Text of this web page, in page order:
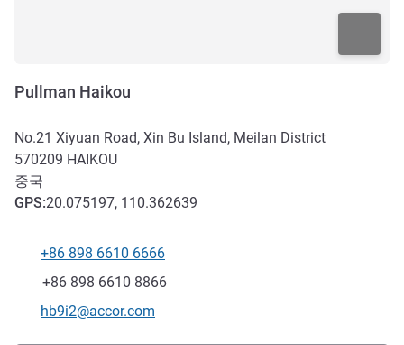
Pullman Haikou
No.21 Xiyuan Road, Xin Bu Island, Meilan District
570209 HAIKOU
중국
GPS:20.075197, 110.362639
전화
+86 898 6610 6666
팩스
+86 898 6610 8866
E-mail
hb9i2@accor.com